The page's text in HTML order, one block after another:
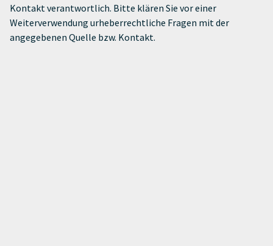
Kontakt verantwortlich. Bitte klären Sie vor einer
Weiterverwendung urheberrechtliche Fragen mit der
angegebenen Quelle bzw. Kontakt.